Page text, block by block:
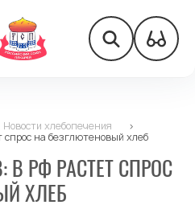
Новости хлебопечения
>
на безглютеновый хлеб
В РФ РАСТЕТ СПРОС
ХЛЕБ